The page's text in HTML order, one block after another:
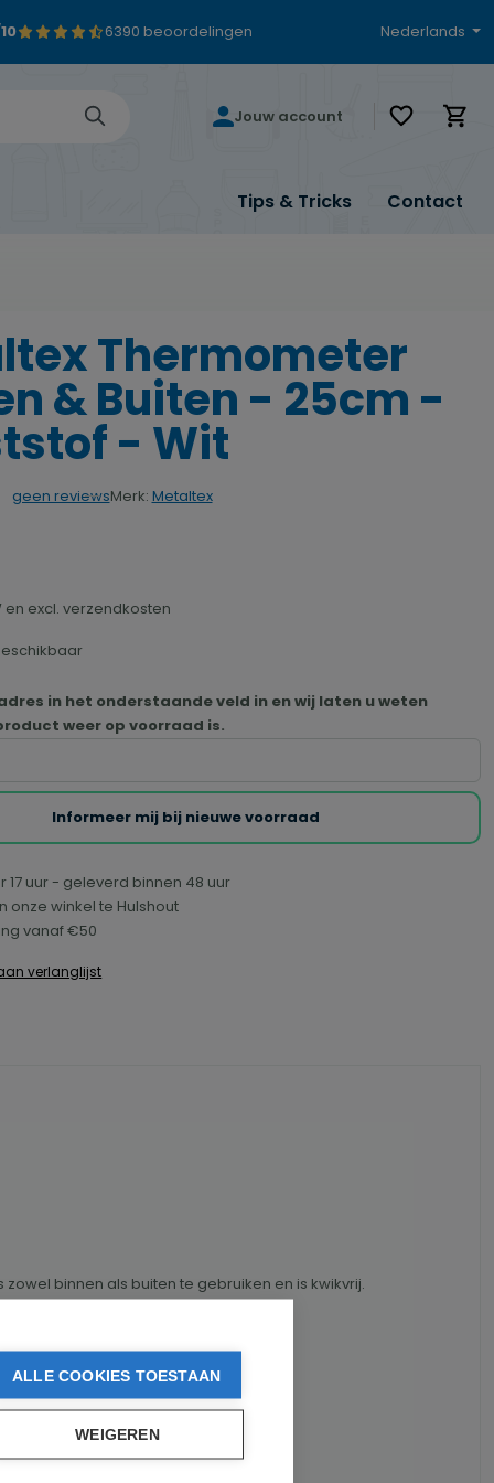
6390 beoordelingen Nederlands
Jouw account Je hebt 0
Tips & Tricks Contact
Thermometer
& Buiten - 25cm -
- Wit
geen reviewsMerk: Metaltex
en excl. verzendkosten
in het onderstaande veld in en wij laten u weten
weer op voorraad is.
Informeer mij bij nieuwe voorraad
17 uur - geleverd binnen 48 uur
onze winkel te Hulshout
vanaf €50
verlanglijst
binnen als buiten te gebruiken en is kwikvrij.
ALLE COOKIES TOESTAAN
WEIGEREN